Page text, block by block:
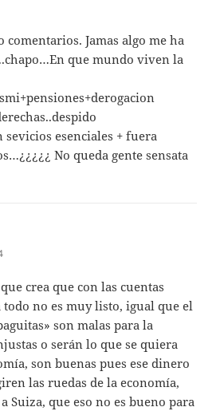
comentarios. Jamas algo me ha
que mundo viven la
esenciales + fuera
No queda gente sensata
crea que con las cuentas
no es muy listo, igual que el
son malas para la
o serán lo que se quiera
son buenas pues ese dinero
las ruedas de la economía,
Suiza, que eso no es bueno para